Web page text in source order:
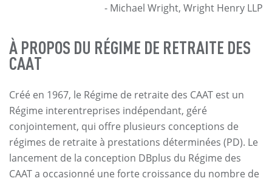
- Michael Wright, Wright Henry LLP
À PROPOS DU RÉGIME DE RETRAITE DES
CAAT
Créé en 1967, le Régime de retraite des CAAT est un
Régime interentreprises indépendant, géré
conjointement, qui offre plusieurs conceptions de
régimes de retraite à prestations déterminées (PD). Le
lancement de la conception DBplus du Régime des
CAAT a occasionné une forte croissance du nombre de